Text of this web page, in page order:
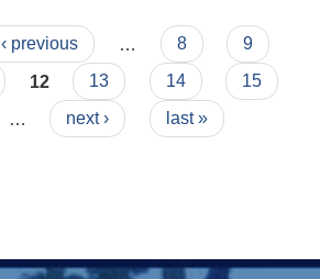
‹ previous 8
9
12 13 14
15
next › last »